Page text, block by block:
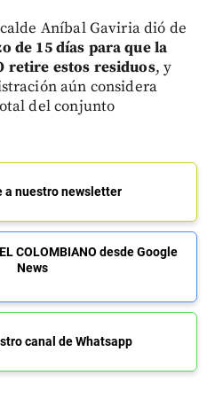
Aníbal Gaviria dió de
de 15 días para que la
retire estos residuos, y
aún considera
del conjunto
a nuestro newsletter
COLOMBIANO desde Google
News
canal de Whatsapp